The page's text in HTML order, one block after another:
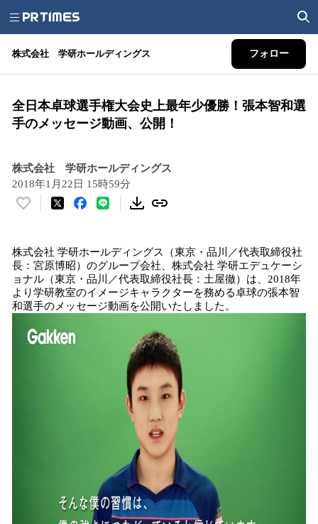
株式会社 学研ホールディングス フォロー
全日本卓球選手権大会史上最年少優勝！張本智和選
手のメッセージ動画、公開！
株式会社 学研ホールディングス
2018年1月22日 15時59分
い
！
数
を
読
み
込
み
株式会社 学研ホールディングス（東京・品川／代表取締役社
長：宮原博昭）のグループ会社、株式会社 学研エデュケーシ
ョナル（東京・品川／代表取締役社長：土屋徹）は、2018年
より学研教室のイメージキャラクターを務める卓球の張本智
和選手のメッセージ動画を公開いたしました。